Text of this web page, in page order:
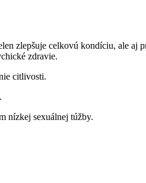
zlepšuje celkovú kondíciu, ale aj
zdravie.
citlivosti.
nízkej sexuálnej túžby.